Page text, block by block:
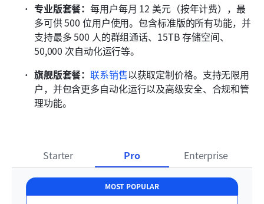
专业版套餐：每用户每月 12 美元（按年计费），最
多可供 500 位用户使用。包含标准版的所有功能，并
支持最多 500 人的群组通话、15TB 存储空间、
50,000 次自动化运行等。
旗舰版套餐：联系销售以获取定制价格。支持无限用
户，并包含更多自动化运行以及高级安全、合规和管
理功能。
Starter Pro Enterprise
MOST POPULAR